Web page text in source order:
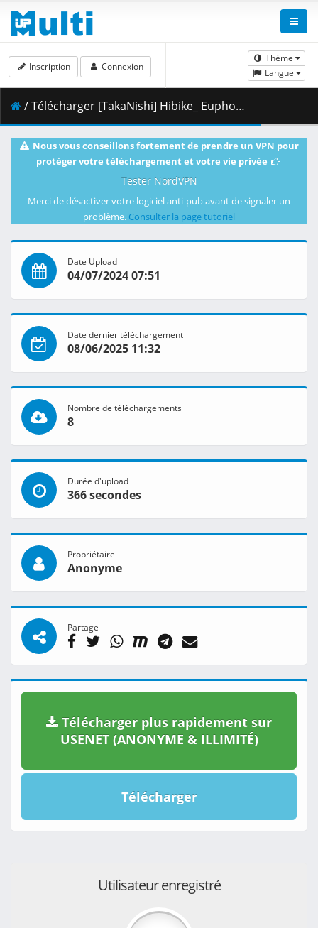
Thème
Langue
Inscription Connexion
/ Télécharger [TakaNishi] Hibike_ Euphonium S3 - 03 [1080p][59D17E53].mkv.002 ( 491.76 MB )
Nous vous conseillons fortement de prendre un VPN pour
protéger votre téléchargement et votre vie privée
Tester NordVPN
Merci de désactiver votre logiciel anti-pub avant de signaler un
problème. Consulter la page tutoriel
Date Upload
04/07/2024 07:51
Date dernier téléchargement
08/06/2025 11:32
Nombre de téléchargements
8
Durée d'upload
366 secondes
Propriétaire
Anonyme
Partage
Télécharger plus rapidement sur
USENET (ANONYME & ILLIMITÉ)
Télécharger
Utilisateur enregistré